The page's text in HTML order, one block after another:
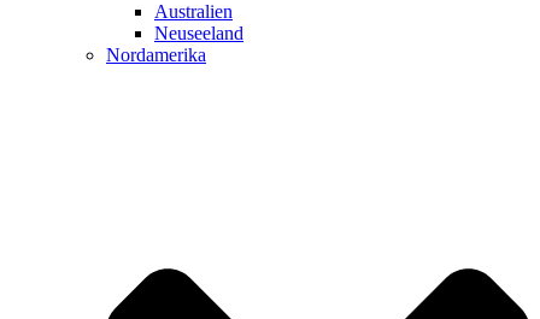
Australien
Neuseeland
Nordamerika